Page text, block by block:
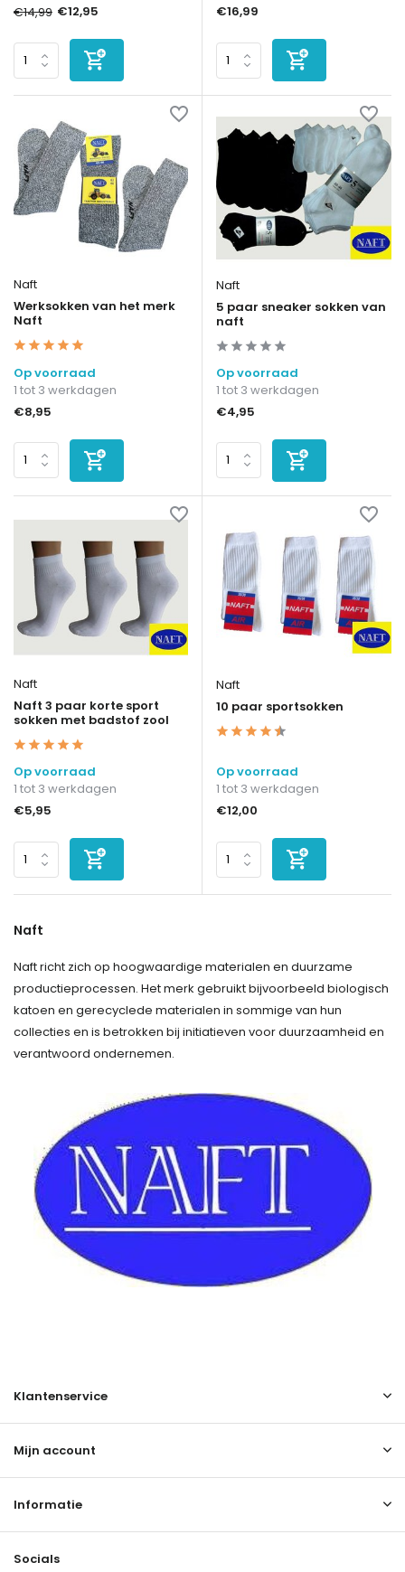
€14,99 €12,95
€16,99
Naft
Werksokken van het merk
Naft
Op voorraad
1 tot 3 werkdagen
€8,95
Naft
5 paar sneaker sokken van
naft
Op voorraad
1 tot 3 werkdagen
€4,95
Naft
Naft 3 paar korte sport
sokken met badstof zool
Op voorraad
1 tot 3 werkdagen
€5,95
Naft
10 paar sportsokken
Op voorraad
1 tot 3 werkdagen
€12,00
Naft
Naft richt zich op hoogwaardige materialen en duurzame
productieprocessen. Het merk gebruikt bijvoorbeeld biologisch
katoen en gerecyclede materialen in sommige van hun
collecties en is betrokken bij initiatieven voor duurzaamheid en
verantwoord ondernemen.
Klantenservice
Mijn account
Informatie
Socials